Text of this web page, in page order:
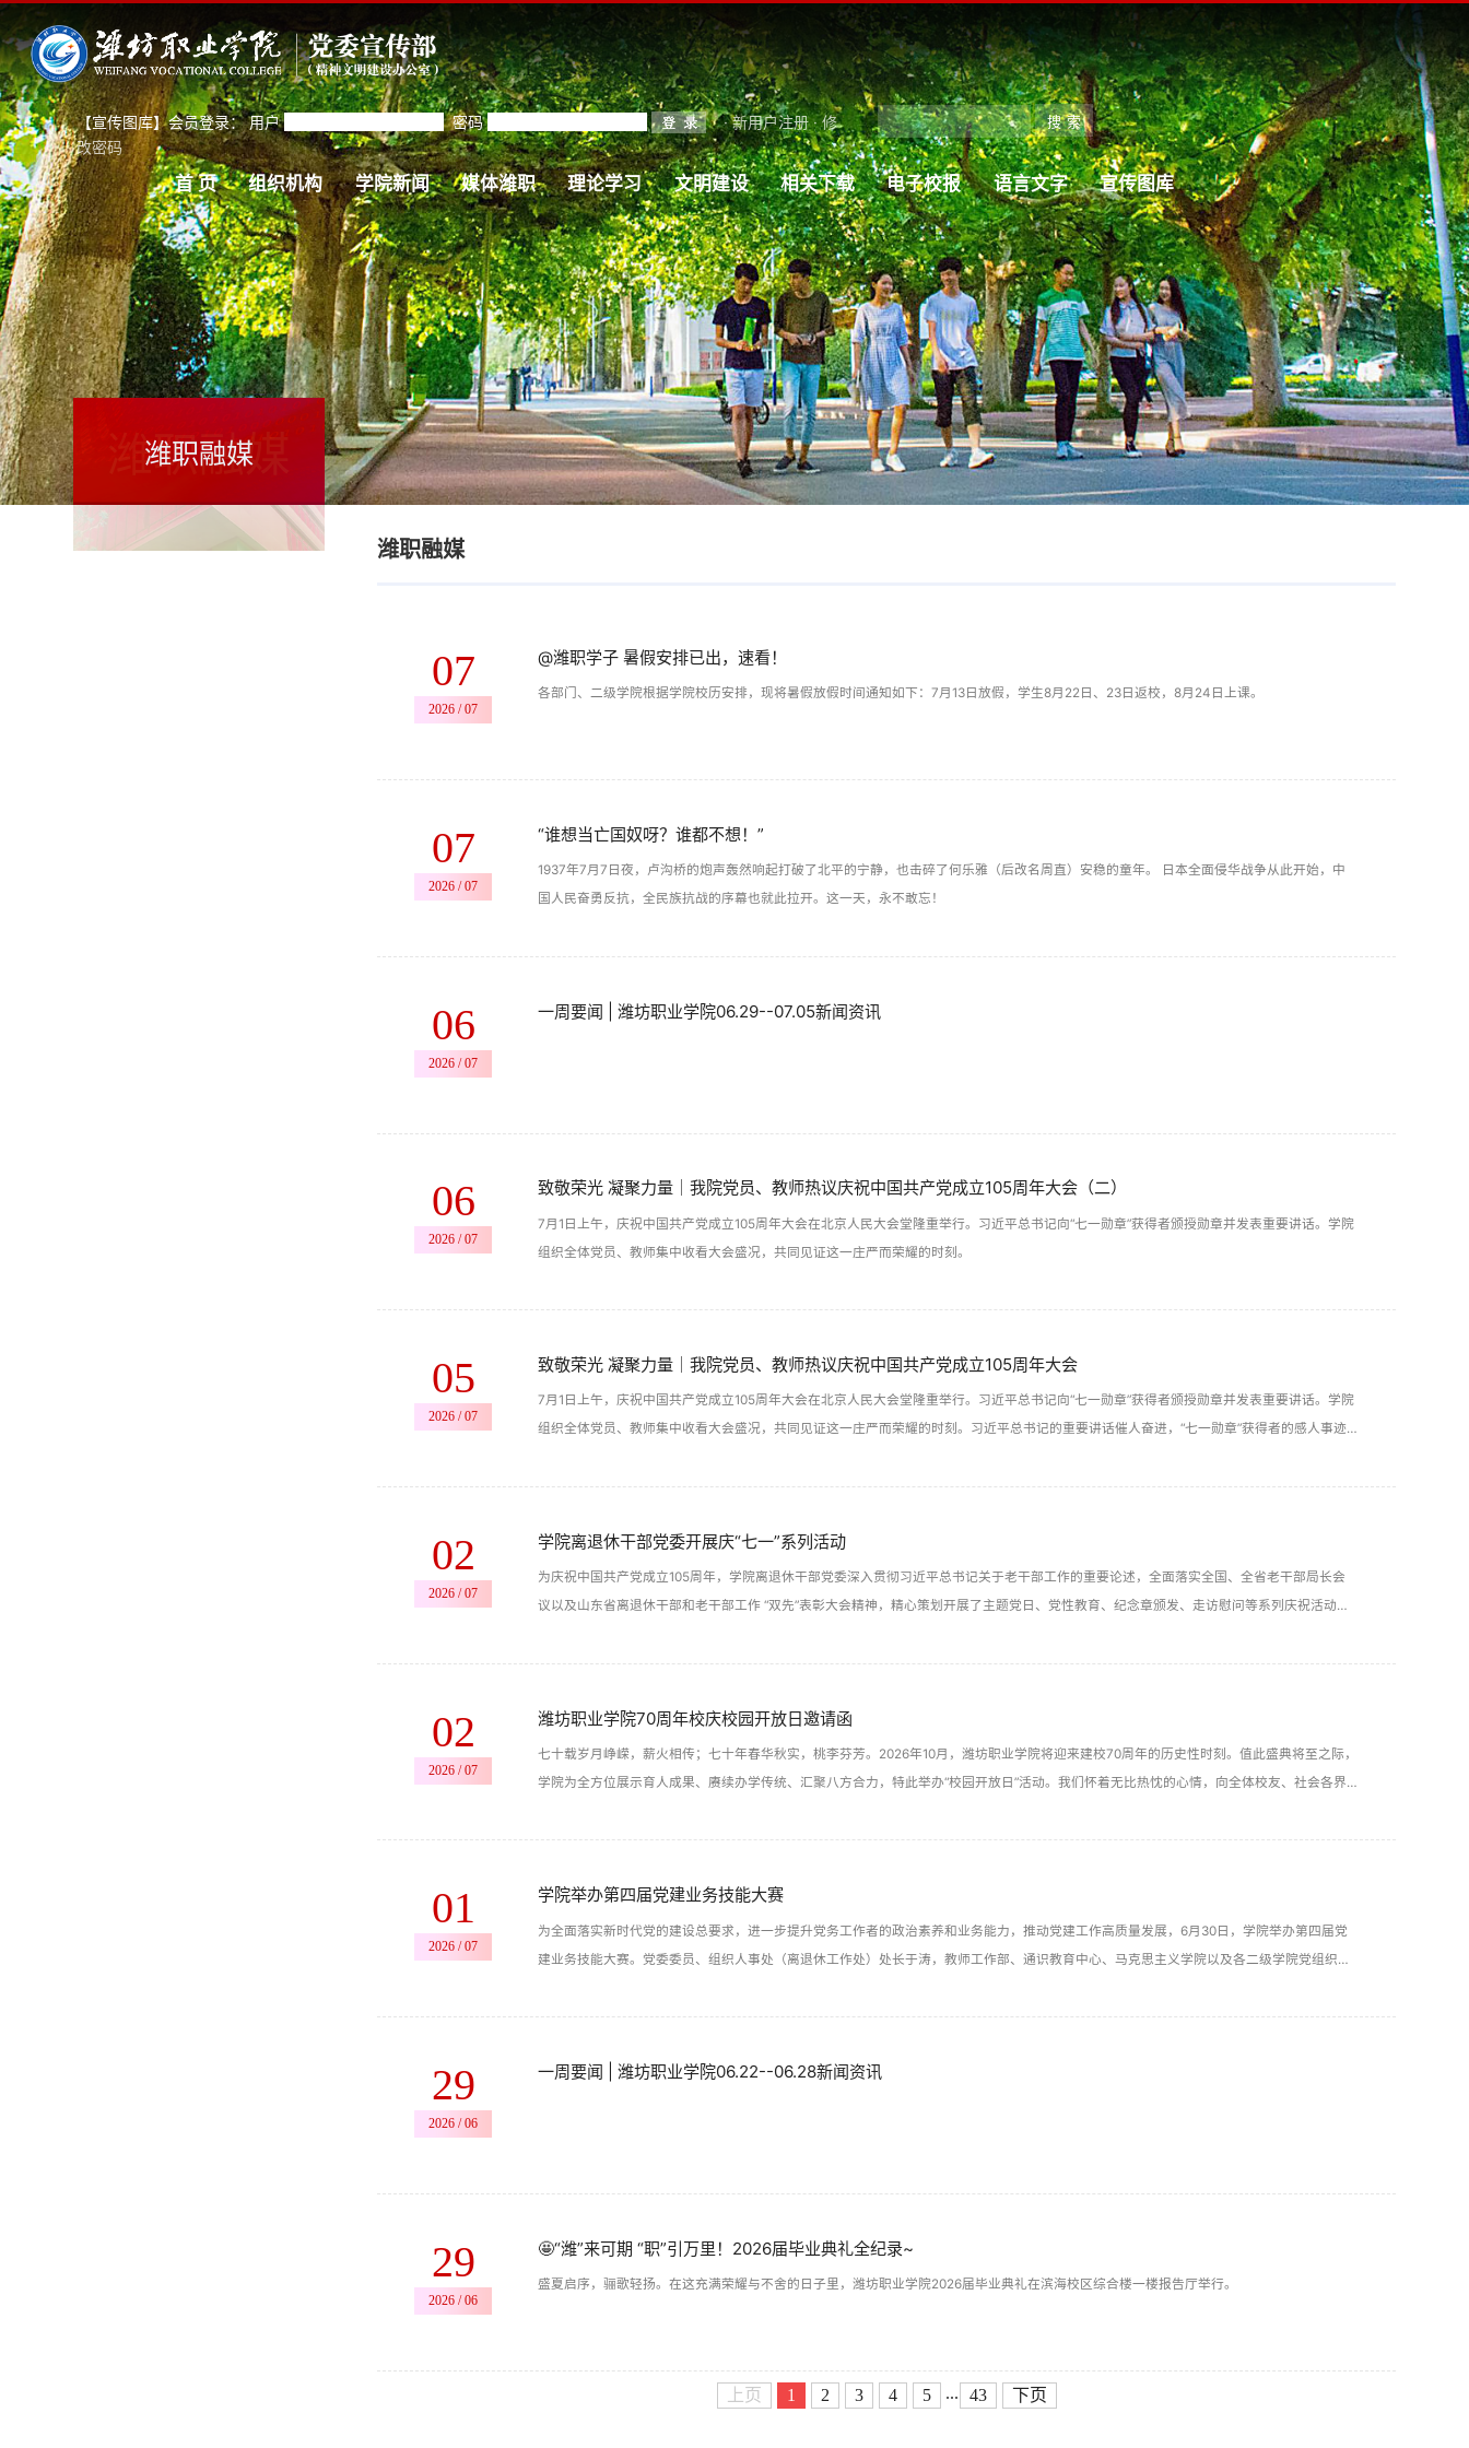
【宣传图库】会员登录：用户 密码 · 新用户注册 · 修
改密码
首 页 组织机构 学院新闻 媒体潍职 理论学习 文明建设 相关下载 电子校报 语言文字 宣传图库
潍职融媒
潍职融媒
潍职融媒
07
2026 / 07
@潍职学子 暑假安排已出，速看！
各部门、二级学院根据学院校历安排，现将暑假放假时间通知如下：7月13日放假，学生8月22日、23日返校，8月24日上课。
07
2026 / 07
“谁想当亡国奴呀？谁都不想！”
1937年7月7日夜，卢沟桥的炮声轰然响起打破了北平的宁静，也击碎了何乐雅（后改名周直）安稳的童年。 日本全面侵华战争从此开始，中
国人民奋勇反抗，全民族抗战的序幕也就此拉开。这一天，永不敢忘！
06
2026 / 07
一周要闻 | 潍坊职业学院06.29--07.05新闻资讯
06
2026 / 07
致敬荣光 凝聚力量｜我院党员、教师热议庆祝中国共产党成立105周年大会（二）
7月1日上午，庆祝中国共产党成立105周年大会在北京人民大会堂隆重举行。习近平总书记向“七一勋章”获得者颁授勋章并发表重要讲话。学院
组织全体党员、教师集中收看大会盛况，共同见证这一庄严而荣耀的时刻。
05
2026 / 07
致敬荣光 凝聚力量｜我院党员、教师热议庆祝中国共产党成立105周年大会
7月1日上午，庆祝中国共产党成立105周年大会在北京人民大会堂隆重举行。习近平总书记向“七一勋章”获得者颁授勋章并发表重要讲话。学院
组织全体党员、教师集中收看大会盛况，共同见证这一庄严而荣耀的时刻。习近平总书记的重要讲话催人奋进，“七一勋章”获得者的感人事迹
02
2026 / 07
学院离退休干部党委开展庆“七一”系列活动
为庆祝中国共产党成立105周年，学院离退休干部党委深入贯彻习近平总书记关于老干部工作的重要论述，全面落实全国、全省老干部局长会
议以及山东省离退休干部和老干部工作 “双先”表彰大会精神，精心策划开展了主题党日、党性教育、纪念章颁发、走访慰问等系列庆祝活动。
展。
02
2026 / 07
潍坊职业学院70周年校庆校园开放日邀请函
七十载岁月峥嵘，薪火相传；七十年春华秋实，桃李芬芳。2026年10月，潍坊职业学院将迎来建校70周年的历史性时刻。值此盛典将至之际，
学院为全方位展示育人成果、赓续办学传统、汇聚八方合力，特此举办“校园开放日”活动。我们怀着无比热忱的心情，向全体校友、社会各界
01
2026 / 07
学院举办第四届党建业务技能大赛
为全面落实新时代党的建设总要求，进一步提升党务工作者的政治素养和业务能力，推动党建工作高质量发展，6月30日，学院举办第四届党
建业务技能大赛。党委委员、组织人事处（离退休工作处）处长于涛，教师工作部、通识教育中心、马克思主义学院以及各二级学院党组织负
比赛活动。
29
2026 / 06
一周要闻 | 潍坊职业学院06.22--06.28新闻资讯
29
2026 / 06
🤩“潍”来可期 “职”引万里！2026届毕业典礼全纪录~
盛夏启序，骊歌轻扬。在这充满荣耀与不舍的日子里，潍坊职业学院2026届毕业典礼在滨海校区综合楼一楼报告厅举行。
上页 1 2 3 4 5 ... 43 下页